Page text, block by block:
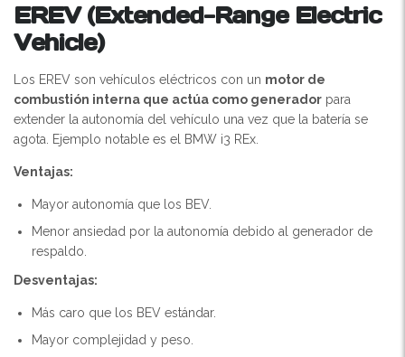
EREV (Extended-Range Electric
Vehicle)
Los EREV son vehículos eléctricos con un motor de
combustión interna que actúa como generador para
extender la autonomía del vehículo una vez que la batería se
agota. Ejemplo notable es el BMW i3 REx.
Ventajas:
Mayor autonomía que los BEV.
Menor ansiedad por la autonomía debido al generador de
respaldo.
Desventajas:
Más caro que los BEV estándar.
Mayor complejidad y peso.